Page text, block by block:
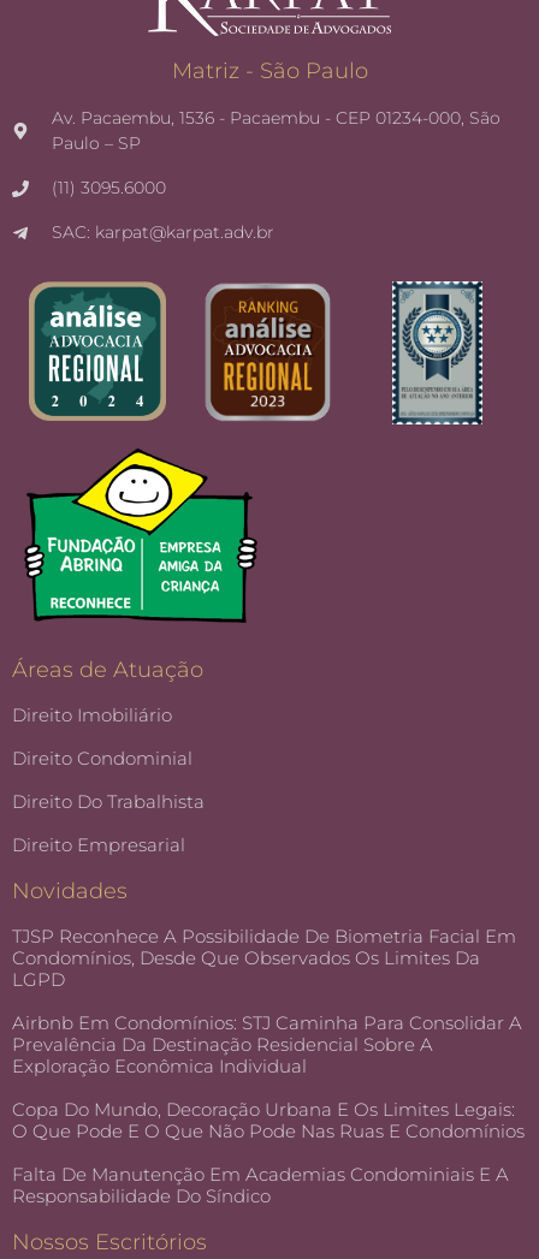
Matriz - São Paulo
Av. Pacaembu, 1536 - Pacaembu - CEP 01234-000, São
Paulo – SP
(11) 3095.6000
SAC: karpat@karpat.adv.br
Áreas de Atuação
Direito Imobiliário
Direito Condominial
Direito Do Trabalhista
Direito Empresarial
Novidades
TJSP Reconhece A Possibilidade De Biometria Facial Em
Condomínios, Desde Que Observados Os Limites Da
LGPD
Airbnb Em Condomínios: STJ Caminha Para Consolidar A
Prevalência Da Destinação Residencial Sobre A
Exploração Econômica Individual
Copa Do Mundo, Decoração Urbana E Os Limites Legais:
O Que Pode E O Que Não Pode Nas Ruas E Condomínios
Falta De Manutenção Em Academias Condominiais E A
Responsabilidade Do Síndico
Nossos Escritórios